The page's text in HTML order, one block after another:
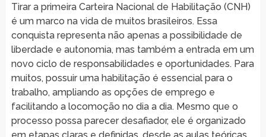
Tirar a primeira Carteira Nacional de Habilitação (CNH)
é um marco na vida de muitos brasileiros. Essa
conquista representa não apenas a possibilidade de
liberdade e autonomia, mas também a entrada em um
novo ciclo de responsabilidades e oportunidades. Para
muitos, possuir uma habilitação é essencial para o
trabalho, ampliando as opções de emprego e
facilitando a locomoção no dia a dia. Mesmo que o
processo possa parecer desafiador, ele é organizado
em etapas claras e definidas, desde as aulas teóricas